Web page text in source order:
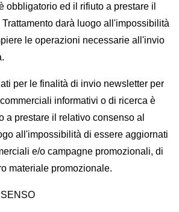
obbligatorio ed il rifiuto a prestare il
darà luogo all'impossibilità
le operazioni necessarie all'invio
per le finalità di invio newsletter per
informativi o di ricerca è
a prestare il relativo consenso al
all'impossibilità di essere aggiornati
e/o campagne promozionali, di
materiale promozionale.